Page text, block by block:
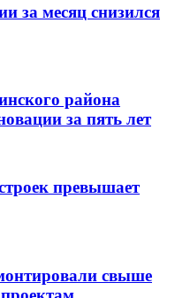
за месяц снизился
района
за пять лет
превышает
свыше